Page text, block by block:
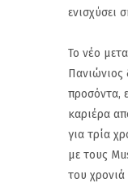
ενισχύσει
Το νέο
Πανιώνιος
προσόντα,
καριέρα
για τρία
με τους
του